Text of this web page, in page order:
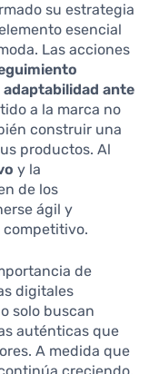
su estrategia
esencial
Las acciones
adaptabilidad ante
a la marca no
construir una
productos. Al
y la
de los
ágil y
competitivo.
de
digitales
solo buscan
auténticas que
A medida que